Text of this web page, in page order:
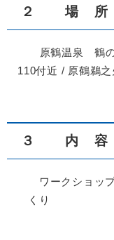
２ 場 所
原鶴温泉 鶴の
110付近 / 原鶴鵜之
３ 内 容
ワークショッ
くり
※ 地域内